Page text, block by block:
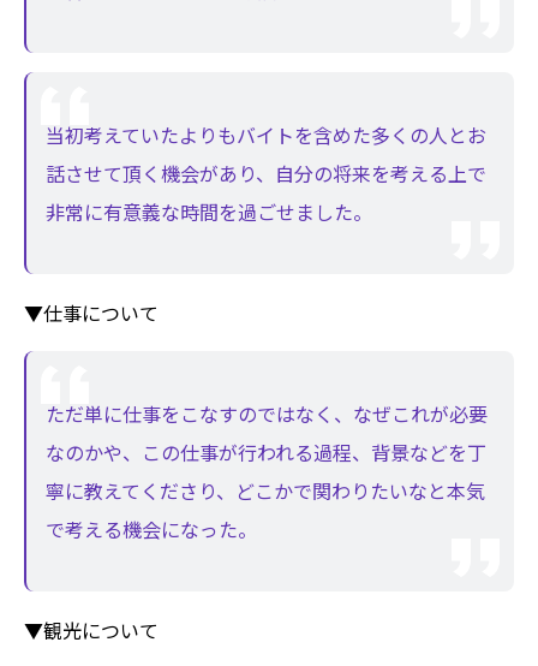
当初考えていたよりもバイトを含めた多くの人とお
話させて頂く機会があり、自分の将来を考える上で
非常に有意義な時間を過ごせました。
▼仕事について
ただ単に仕事をこなすのではなく、なぜこれが必要
なのかや、この仕事が行われる過程、背景などを丁
寧に教えてくださり、どこかで関わりたいなと本気
で考える機会になった。
▼観光について